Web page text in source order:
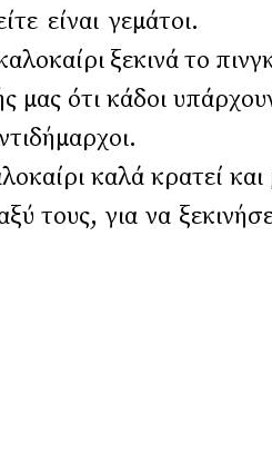
άδειοι
πογκ των
ότι κάδοι
καλά κρατεί
τους, για να